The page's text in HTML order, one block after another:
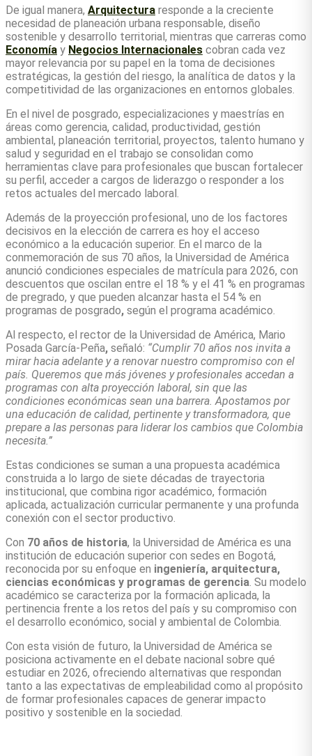
De igual manera, Arquitectura responde a la creciente
necesidad de planeación urbana responsable, diseño
sostenible y desarrollo territorial, mientras que carreras como
Economía y Negocios Internacionales cobran cada vez
mayor relevancia por su papel en la toma de decisiones
estratégicas, la gestión del riesgo, la analítica de datos y la
competitividad de las organizaciones en entornos globales.
En el nivel de posgrado, especializaciones y maestrías en
áreas como gerencia, calidad, productividad, gestión
ambiental, planeación territorial, proyectos, talento humano y
salud y seguridad en el trabajo se consolidan como
herramientas clave para profesionales que buscan fortalecer
su perfil, acceder a cargos de liderazgo o responder a los
retos actuales del mercado laboral.
Además de la proyección profesional, uno de los factores
decisivos en la elección de carrera es hoy el acceso
económico a la educación superior. En el marco de la
conmemoración de sus 70 años, la Universidad de América
anunció condiciones especiales de matrícula para 2026, con
descuentos que oscilan entre el 18 % y el 41 % en programas
de pregrado, y que pueden alcanzar hasta el 54 % en
programas de posgrado, según el programa académico.
Al respecto, el rector de la Universidad de América, Mario
Posada García-Peña, señaló: “Cumplir 70 años nos invita a
mirar hacia adelante y a renovar nuestro compromiso con el
país. Queremos que más jóvenes y profesionales accedan a
programas con alta proyección laboral, sin que las
condiciones económicas sean una barrera. Apostamos por
una educación de calidad, pertinente y transformadora, que
prepare a las personas para liderar los cambios que Colombia
necesita.”
Estas condiciones se suman a una propuesta académica
construida a lo largo de siete décadas de trayectoria
institucional, que combina rigor académico, formación
aplicada, actualización curricular permanente y una profunda
conexión con el sector productivo.
Con 70 años de historia, la Universidad de América es una
institución de educación superior con sedes en Bogotá,
reconocida por su enfoque en ingeniería, arquitectura,
ciencias económicas y programas de gerencia. Su modelo
académico se caracteriza por la formación aplicada, la
pertinencia frente a los retos del país y su compromiso con
el desarrollo económico, social y ambiental de Colombia.
Con esta visión de futuro, la Universidad de América se
posiciona activamente en el debate nacional sobre qué
estudiar en 2026, ofreciendo alternativas que respondan
tanto a las expectativas de empleabilidad como al propósito
de formar profesionales capaces de generar impacto
positivo y sostenible en la sociedad.